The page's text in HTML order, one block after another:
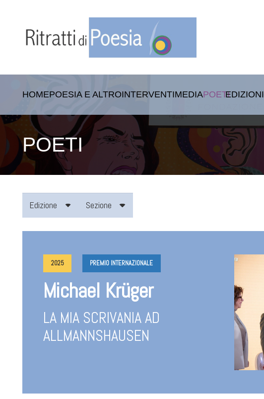
HOMEPOESIA E ALTROINTERVENTIMEDIAPOETIEDIZIONI
POETI
Edizione Sezione
2025 PREMIO INTERNAZIONALE
Michael Krüger
LA MIA SCRIVANIA AD
ALLMANNSHAUSEN